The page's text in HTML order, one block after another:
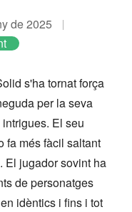
de 2025
s'ha tornat força
per la seva
El seu
fa més fàcil saltant
El jugador sovint ha
de personatges
idèntics i fins i tot